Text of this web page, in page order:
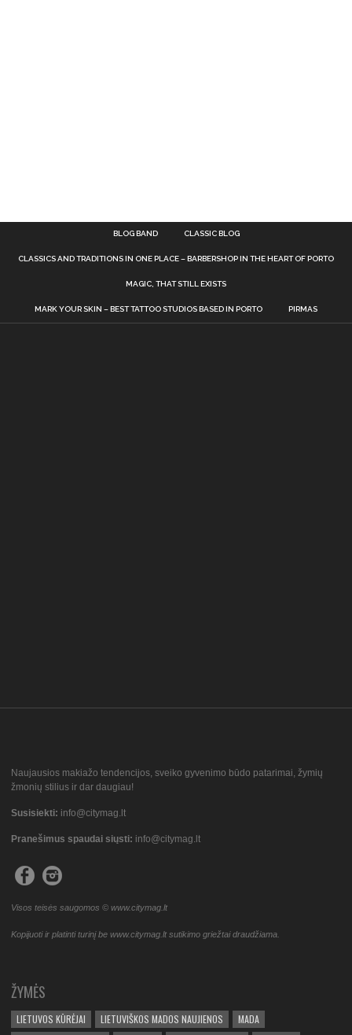
BLOG BAND CLASSIC BLOG
CLASSICS AND TRADITIONS IN ONE PLACE – BARBERSHOP IN THE HEART OF PORTO
MAGIC, THAT STILL EXISTS
MARK YOUR SKIN – BEST TATTOO STUDIOS BASED IN PORTO PIRMAS
Naujausios makiažo tendencijos, sveiko gyvenimo būdo patarimai, žymių
žmonių stilius ir dar daugiau!
Susisiekti: info@citymag.lt
Pranešimus spaudai siųsti: info@citymag.lt
Visos teisės saugomos © www.citymag.lt
Kopijuoti ir platinti turinį be www.citymag.lt sutikimo griežtai draudžiama.
ŽYMĖS
LIETUVOS KŪRĖJAI LIETUVIŠKOS MADOS NAUJIENOS
MADA